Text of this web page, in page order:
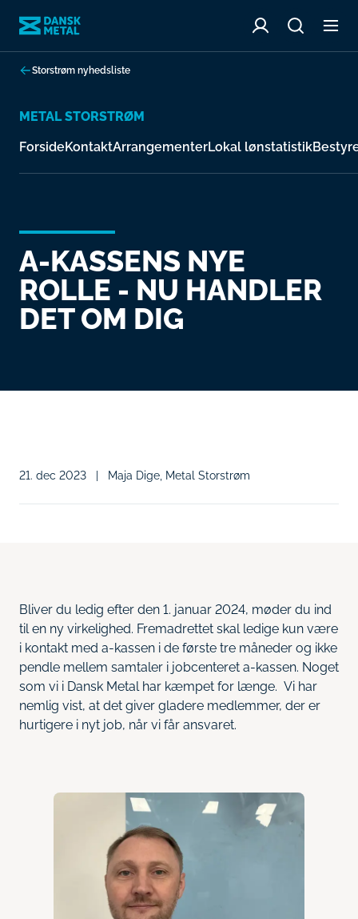
Storstrøm nyhedsliste
METAL STORSTRØM
ForsideKontaktArrangementerLokal lønstatistik
A-KASSENS NYE
ROLLE - NU HANDLER
DET OM DIG
21. dec 2023 Maja Dige, Metal Storstrøm
​Bliver du ledig efter den 1. januar 2024, møder du ind
til en ny virkelighed. Fremadrettet skal ledige kun være
i kontakt med a-kassen i de første tre måneder og ikke
pendle mellem samtaler i jobcenteret a-kassen. Noget
som vi i Dansk Metal har kæmpet for længe. Vi har
nemlig vist, at det giver gladere medlemmer, der er
hurtigere i nyt job, når vi får ansvaret.